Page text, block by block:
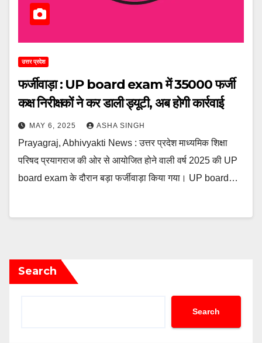
उत्तर प्रदेश
फर्जीवाड़ा : UP board exam में 35000 फर्जी
कक्ष निरीक्षकों ने कर डाली ड्यूटी, अब होगी कार्रवाई
MAY 6, 2025 ASHA SINGH
Prayagraj, Abhivyakti News : उत्तर प्रदेश माध्यमिक शिक्षा
परिषद प्रयागराज की ओर से आयोजित होने वाली वर्ष 2025 की UP
board exam के दौरान बड़ा फर्जीवाड़ा किया गया। UP board…
Search
Search